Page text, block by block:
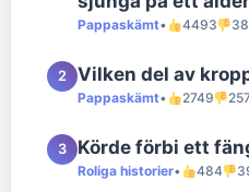
Pappaskämt• 4493
2 Vilken del av
Pappaskämt• 2749
3 Körde förbi ett
Roliga historier• 484